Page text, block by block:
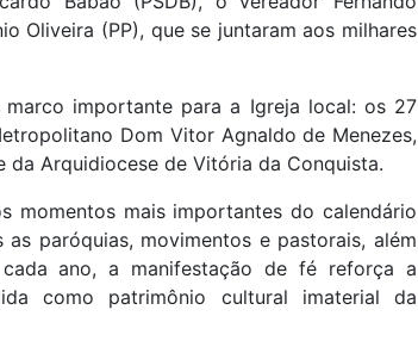
Oliveira (PP), que se juntaram aos milhares
importante para a Igreja local: os 27
Dom Vitor Agnaldo de Menezes,
Arquidiocese de Vitória da Conquista.
momentos mais importantes do calendário
paróquias, movimentos e pastorais, além
ano, a manifestação de fé reforça a
como patrimônio cultural imaterial da